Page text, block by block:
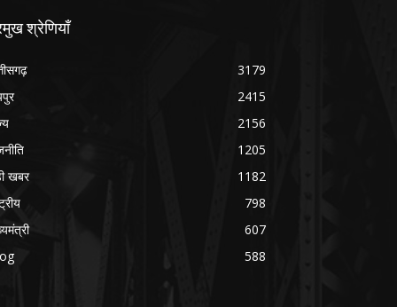
श्रेणियाँ
3179
2415
2156
1205
खबर
1182
798
607
588